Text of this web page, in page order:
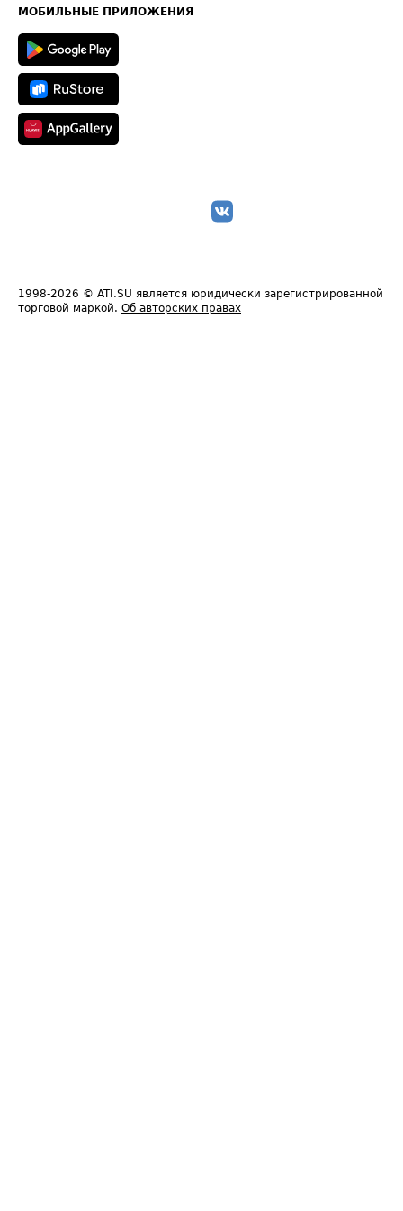
Техническая информация
МОБИЛЬНЫЕ ПРИЛОЖЕНИЯ
1998-2026 © ATI.SU является юридически зарегистрированной
торговой маркой. Об авторских правах